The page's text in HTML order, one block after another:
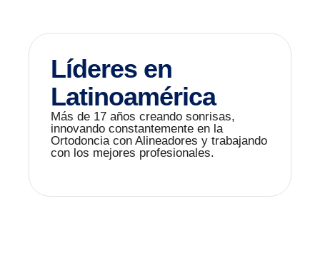
Líderes en
Latinoamérica
Más de 17 años creando sonrisas,
innovando constantemente en la
Ortodoncia con Alineadores y trabajando
con los mejores profesionales.